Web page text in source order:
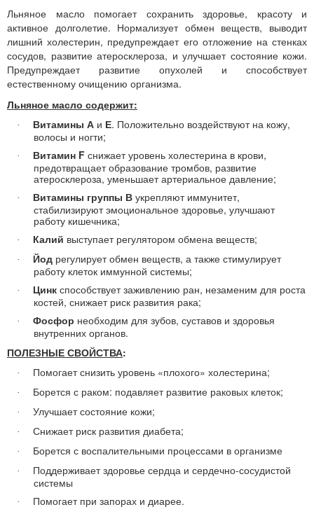
Льняное масло помогает сохранить здоровье, красоту и
активное долголетие. Нормализует обмен веществ, выводит
лишний холестерин, предупреждает его отложение на стенках
сосудов, развитие атеросклероза, и улучшает состояние кожи.
Предупреждает развитие опухолей и способствует
естественному очищению организма.
Льняное масло содержит:
· Витамины А и Е. Положительно воздействуют на кожу,
волосы и ногти;
· Витамин Fснижает уровень холестерина в крови,
предотвращает образование тромбов, развитие
атеросклероза, уменьшает артериальное давление;
· Витамины группы Вукрепляют иммунитет,
стабилизируют эмоциональное здоровье, улучшают
работу кишечника;
· Калий выступает регулятором обмена веществ;
· Йодрегулирует обмен веществ, а также стимулирует
работу клеток иммунной системы;
· Цинкспособствует заживлению ран, незаменим для роста
костей, снижает риск развития рака;
· Фосфор необходим для зубов, суставов и здоровья
внутренних органов.
ПОЛЕЗНЫЕ СВОЙСТВА:
· Помогает снизить уровень «плохого» холестерина;
· Борется с раком: подавляет развитие раковых клеток;
· Улучшает состояние кожи;
· Снижает риск развития диабета;
· Борется с воспалительными процессами в организме
·
Поддерживает здоровье сердца и сердечно-сосудистой
системы
· Помогает при запорах и диарее.